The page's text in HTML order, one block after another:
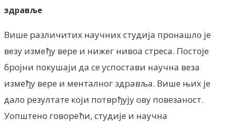
здравље
Више различитих научних студија пронашло је
везу између вере и нижег нивоа стреса. Постоје
бројни покушаји да се успостави научна веза
између вере и менталног здравља. Више њих је
дало резултате који потврђују ову повезаност.
Уопштено говорећи, студије и научна